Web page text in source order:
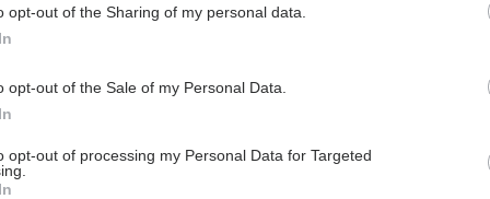
opt-out of the Sharing of my personal data.
opt-out of the Sale of my Personal Data.
opt-out of processing my Personal Data for Targeted
ασθενείς
την ΕΕ, μόνο
σε χειρουργική επέμβαση καταρράκτη
επίσημα ως εσωτερικοί ασθενείς, απαιτώντας
έλαβαν εξιτήριο την ίδια ημέρα, είτε ως επίσημα